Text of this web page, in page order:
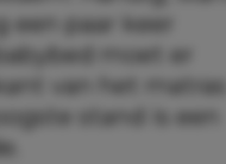
paar keer
moet er
van het matras
stand is een